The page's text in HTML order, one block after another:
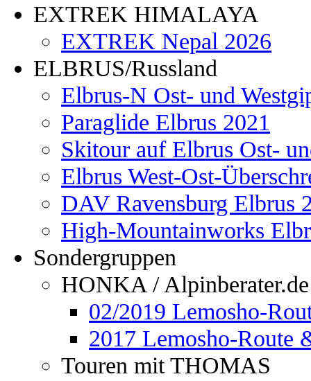
EXTREK HIMALAYA
EXTREK Nepal 2026
ELBRUS/Russland
Elbrus-N Ost- und
Paraglide Elbrus 2021
Skitour auf Elbrus Ost-
Elbrus West-Ost-
DAV Ravensburg Elbrus
High-Mountainworks
Sondergruppen
HONKA / Alpinberater.de
02/2019 Lemosho-
2017 Lemosho-Route
Touren mit THOMAS